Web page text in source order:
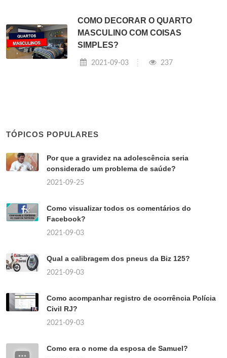
COMO DECORAR O QUARTO
MASCULINO COM COISAS
SIMPLES?
2021-09-03 237
TÓPICOS POPULARES
Por que a gravidez na adolescência seria
considerado um problema de saúde?
2021-09-25
Como visualizar todos os comentários do
Facebook?
2021-09-03
Qual a calibragem dos pneus da Biz 125?
2021-09-03
Como acompanhar registro de ocorrência Polícia
Civil RJ?
2021-09-03
Como era o nome da esposa de Samuel?